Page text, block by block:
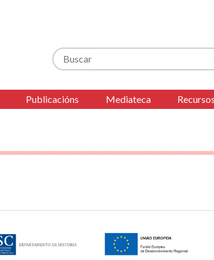
Buscar
Publicacións Mediateca Recursos